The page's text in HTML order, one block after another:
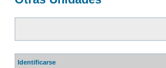
Identificarse